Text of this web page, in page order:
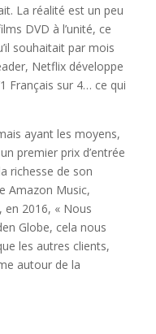
La réalité est un peu
DVD à l’unité, ce
souhaitait par mois
Netflix développe
Français sur 4… ce qui
ayant les moyens,
premier prix d’entrée
richesse de son
Amazon Music,
en 2016, « Nous
Globe, cela nous
les autres clients,
autour de la